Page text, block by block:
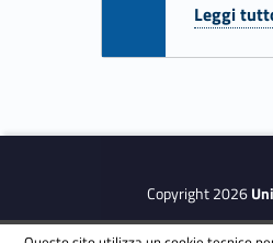
Leggi
Copyright 2026